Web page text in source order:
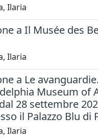
Ilaria
a Il Musée des
Ilaria
a Le
Museum of
28 settembre
il Palazzo Blu di
Ilaria